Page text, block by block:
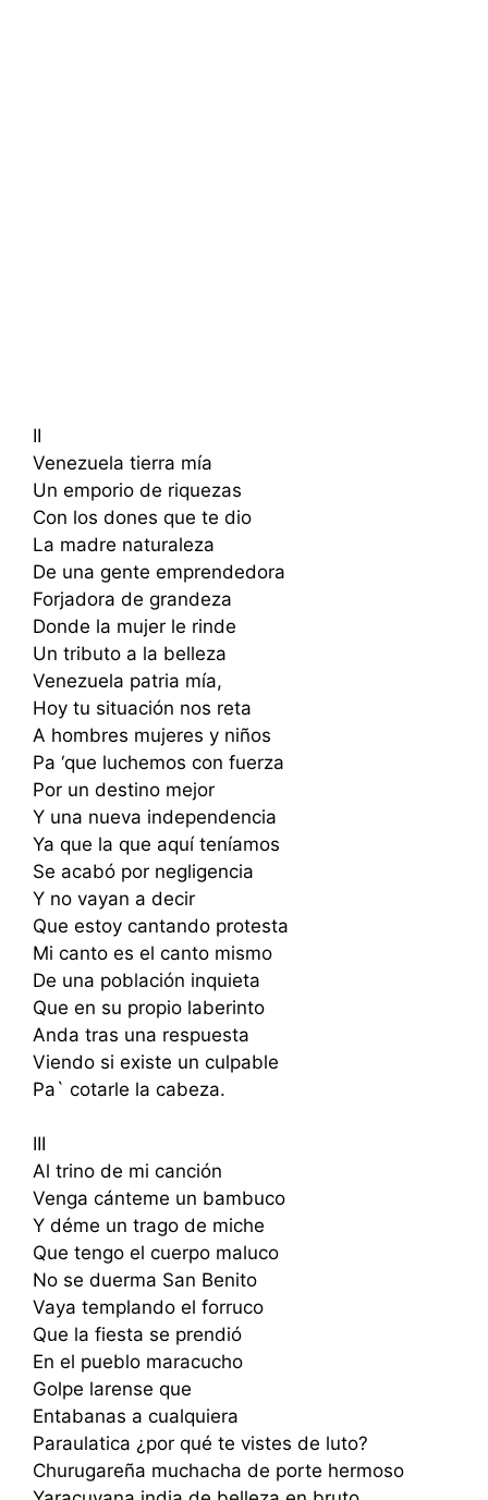
II
Venezuela tierra mía
Un emporio de riquezas
Con los dones que te dio
La madre naturaleza
De una gente emprendedora
Forjadora de grandeza
Donde la mujer le rinde
Un tributo a la belleza
Venezuela patria mía,
Hoy tu situación nos reta
A hombres mujeres y niños
Pa ‘que luchemos con fuerza
Por un destino mejor
Y una nueva independencia
Ya que la que aquí teníamos
Se acabó por negligencia
Y no vayan a decir
Que estoy cantando protesta
Mi canto es el canto mismo
De una población inquieta
Que en su propio laberinto
Anda tras una respuesta
Viendo si existe un culpable
Pa` cotarle la cabeza.
III
Al trino de mi canción
Venga cánteme un bambuco
Y déme un trago de miche
Que tengo el cuerpo maluco
No se duerma San Benito
Vaya templando el forruco
Que la fiesta se prendió
En el pueblo maracucho
Golpe larense que
Entabanas a cualquiera
Paraulatica ¿por qué te vistes de luto?
Churugareña muchacha de porte hermoso